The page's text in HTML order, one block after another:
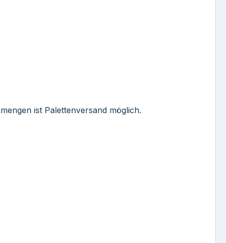
ist Palettenversand möglich.